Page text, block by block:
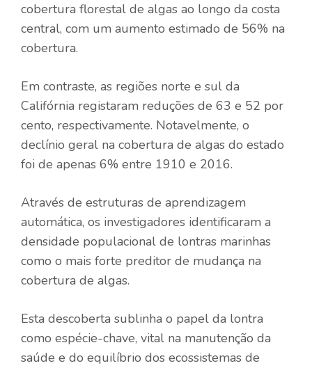
cobertura florestal de algas ao longo da costa
central, com um aumento estimado de 56% na
cobertura.
Em contraste, as regiões norte e sul da
Califórnia registaram reduções de 63 e 52 por
cento, respectivamente. Notavelmente, o
declínio geral na cobertura de algas do estado
foi de apenas 6% entre 1910 e 2016.
Através de estruturas de aprendizagem
automática, os investigadores identificaram a
densidade populacional de lontras marinhas
como o mais forte preditor de mudança na
cobertura de algas.
Esta descoberta sublinha o papel da lontra
como espécie-chave, vital na manutenção da
saúde e do equilíbrio dos ecossistemas de